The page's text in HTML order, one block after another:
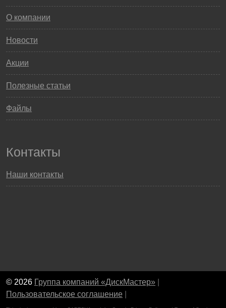
О компании
Новости
Акции
Полезные статьи
Файлы
Контакты
Наши контакты
© 2026 Группа компаний «ДискМастер»
Пользовательское соглашение